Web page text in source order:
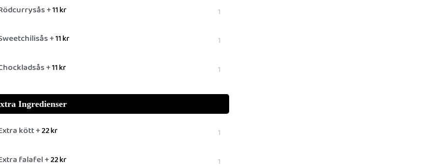
+11kr
+11kr
+11kr
Ingredienser
kött +22kr
falafel +22kr